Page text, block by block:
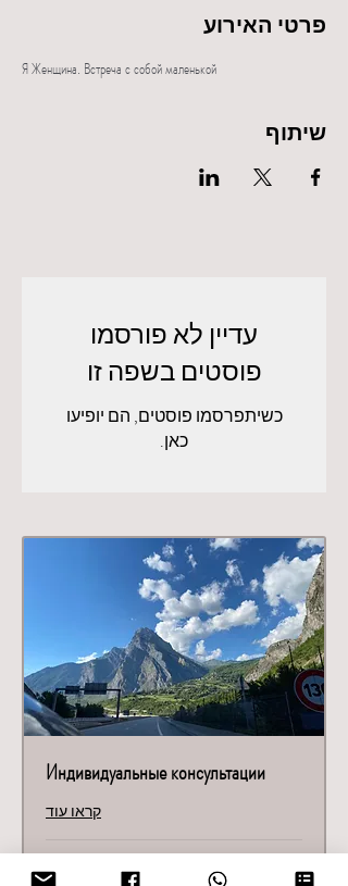
פרטי האירוע
Я Женщина. Встреча с собой маленькой
שיתוף
עדיין לא פורסמו
פוסטים בשפה זו
כשיתפרסמו פוסטים, הם יופיעו
כאן.
Индивидуальные консультации
קראו עוד
שעה